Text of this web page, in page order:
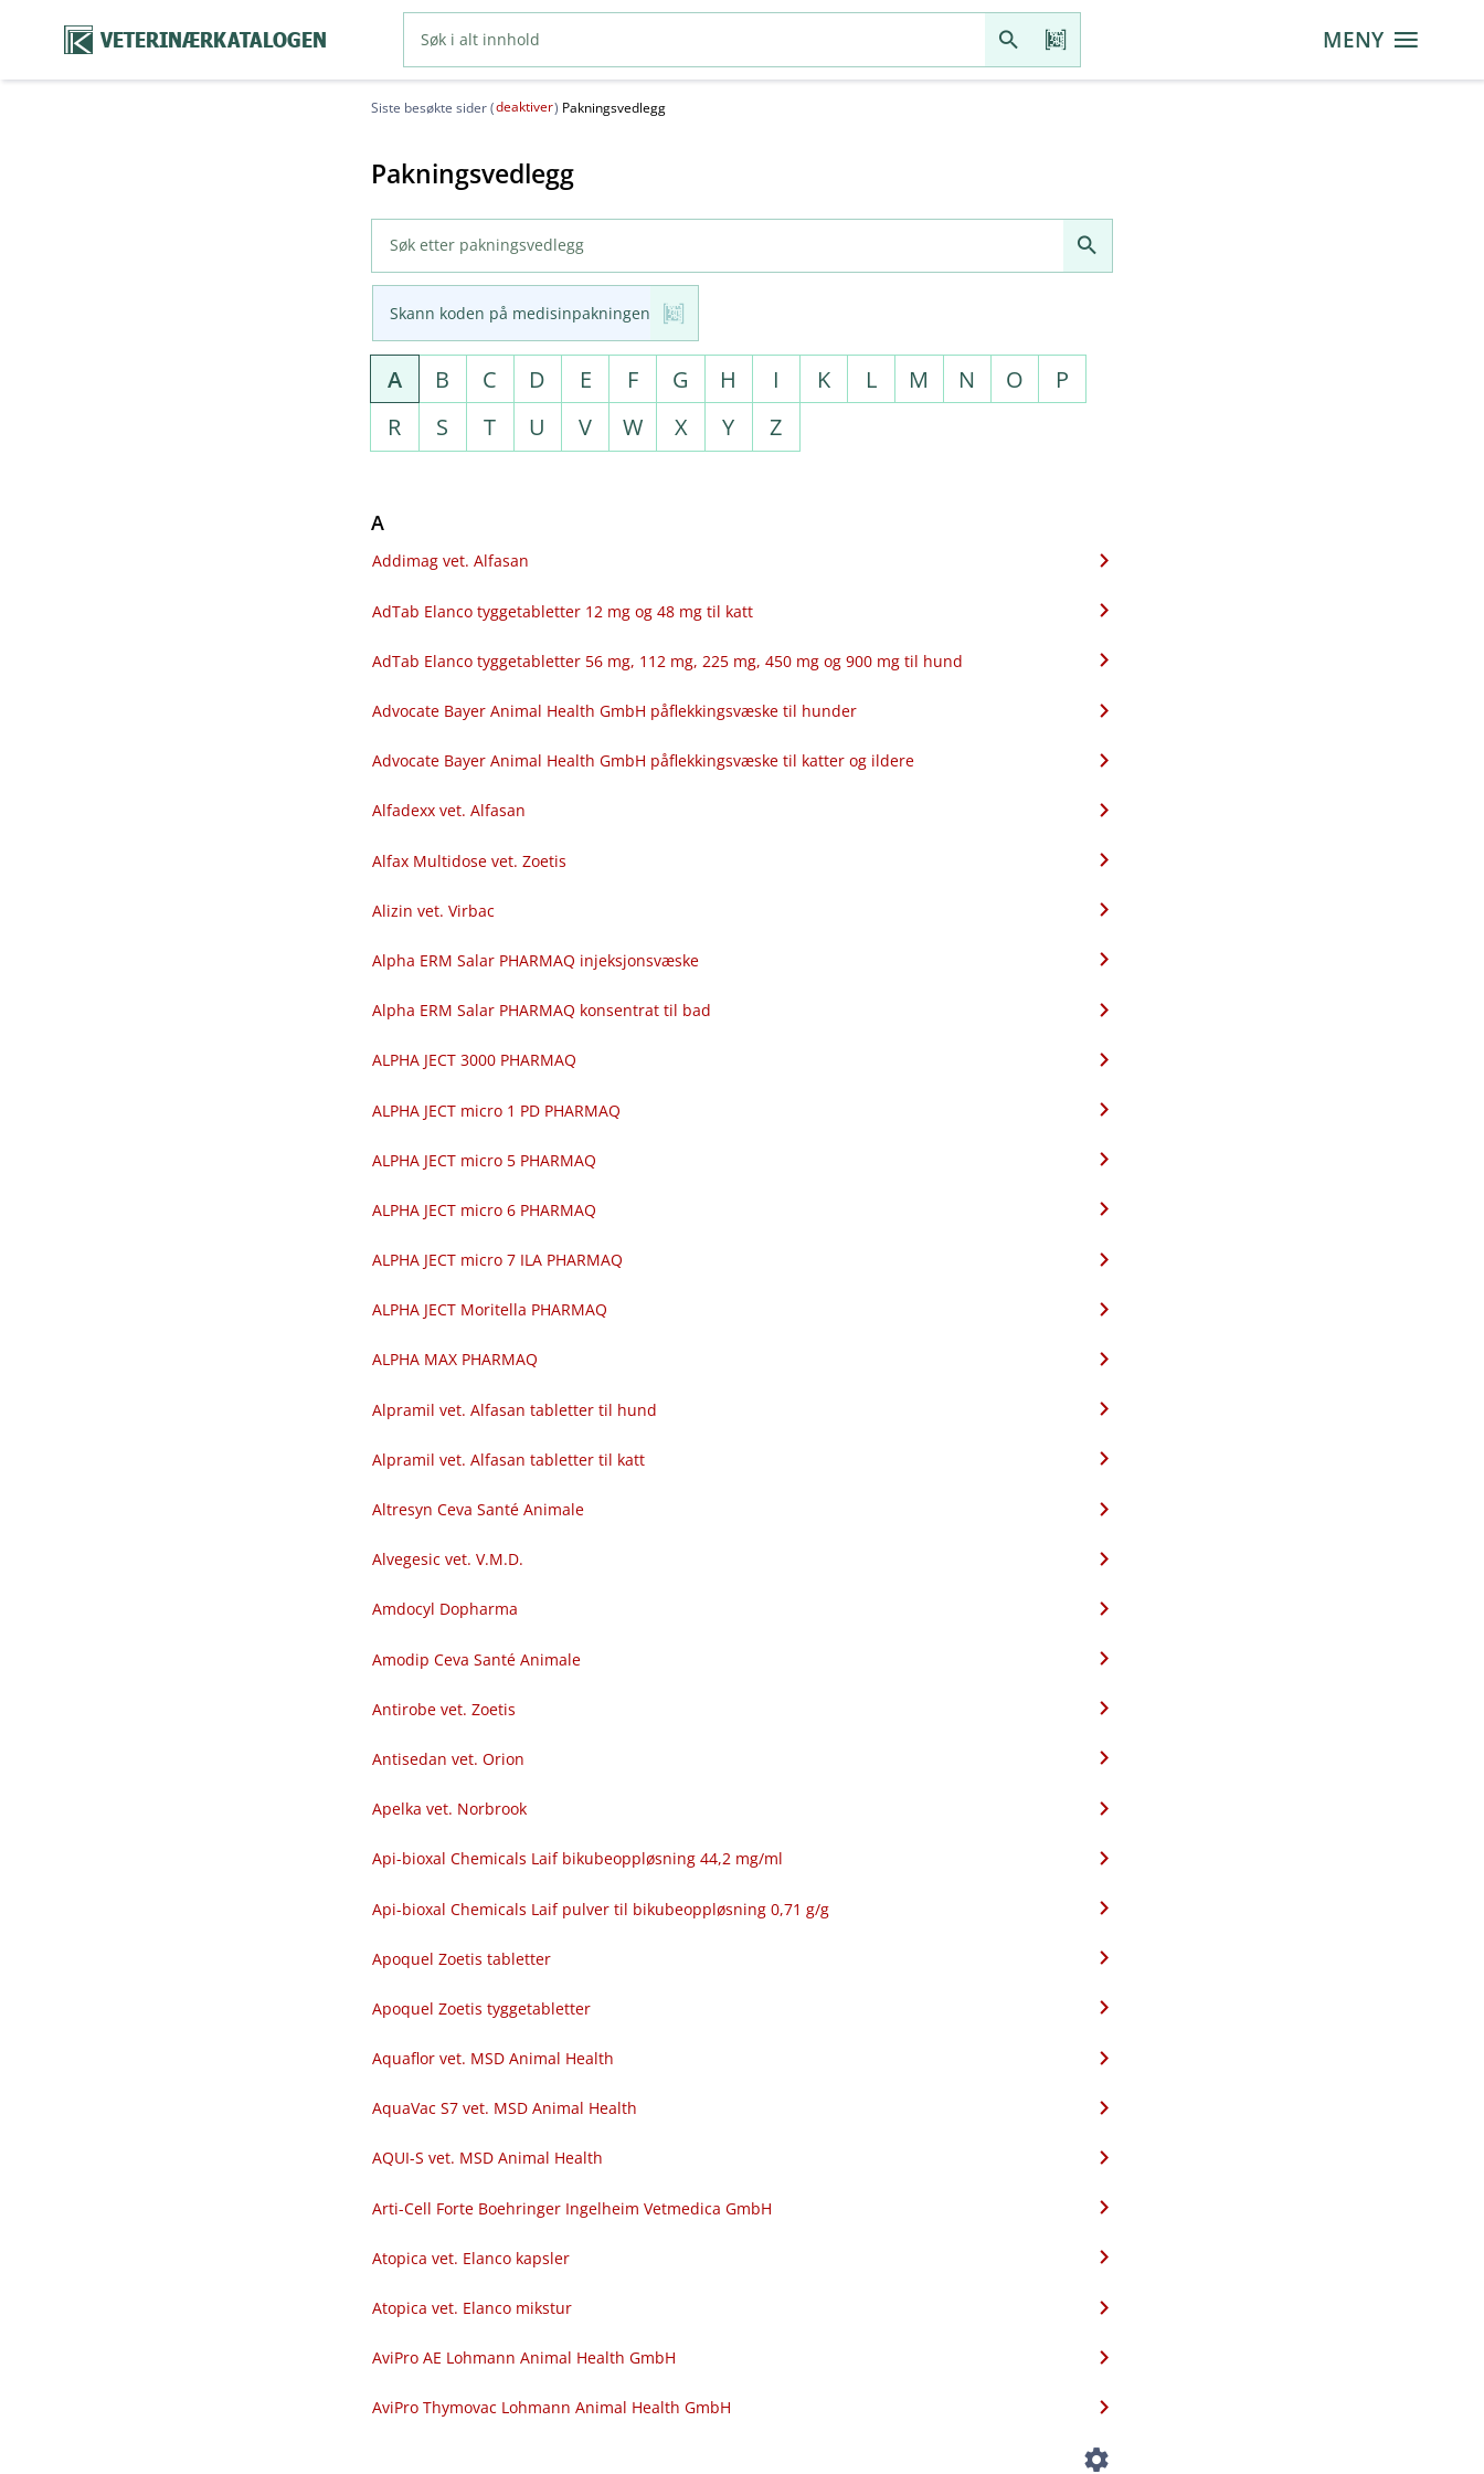
VETERINÆRKATALOGEN MENY
Siste besøkte sider (deaktiver) Pakningsvedlegg
Pakningsvedlegg
Skann koden på medisinpakningen
A B C D E F G H I K L M N O
P
R
S T U V W X Y Z
A
Addimag vet. Alfasan
AdTab Elanco tyggetabletter 12 mg og 48 mg til katt
AdTab Elanco tyggetabletter 56 mg, 112 mg, 225 mg, 450 mg og 900 mg til hund
Advocate Bayer Animal Health GmbH påflekkingsvæske til hunder
Advocate Bayer Animal Health GmbH påflekkingsvæske til katter og ildere
Alfadexx vet. Alfasan
Alfax Multidose vet. Zoetis
Alizin vet. Virbac
Alpha ERM Salar PHARMAQ injeksjonsvæske
Alpha ERM Salar PHARMAQ konsentrat til bad
ALPHA JECT 3000 PHARMAQ
ALPHA JECT micro 1 PD PHARMAQ
ALPHA JECT micro 5 PHARMAQ
ALPHA JECT micro 6 PHARMAQ
ALPHA JECT micro 7 ILA PHARMAQ
ALPHA JECT Moritella PHARMAQ
ALPHA MAX PHARMAQ
Alpramil vet. Alfasan tabletter til hund
Alpramil vet. Alfasan tabletter til katt
Altresyn Ceva Santé Animale
Alvegesic vet. V.M.D.
Amdocyl Dopharma
Amodip Ceva Santé Animale
Antirobe vet. Zoetis
Antisedan vet. Orion
Apelka vet. Norbrook
Api-bioxal Chemicals Laif bikubeoppløsning 44,2 mg/ml
Api-bioxal Chemicals Laif pulver til bikubeoppløsning 0,71 g/g
Apoquel Zoetis tabletter
Apoquel Zoetis tyggetabletter
Aquaflor vet. MSD Animal Health
AquaVac S7 vet. MSD Animal Health
AQUI-S vet. MSD Animal Health
Arti-Cell Forte Boehringer Ingelheim Vetmedica GmbH
Atopica vet. Elanco kapsler
Atopica vet. Elanco mikstur
AviPro AE Lohmann Animal Health GmbH
AviPro Thymovac Lohmann Animal Health GmbH